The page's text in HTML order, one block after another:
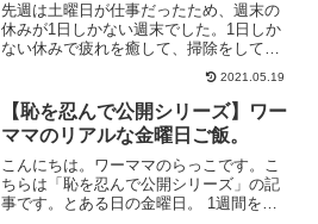
先週は土曜日が仕事だったため、週末の
休みが1日しかない週末でした。1日しか
ない休みで疲れを癒して、掃除をして、
作り置きもして、、、とすべてをこなそ
うとするのは、私にとってかなりハード
ルが高いことです。無理やりやったとし
ても、疲れ果ててしまい...
2021.05.19
【恥を忍んで公開シリーズ】ワー
ママのリアルな金曜日ご飯。
こんにちは。ワーママのらっこです。こ
ちらは「恥を忍んで公開シリーズ」の記
事です。とある日の金曜日。 1週間を乗